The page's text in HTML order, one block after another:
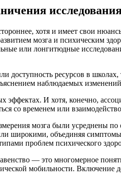
хотя и имеет свои
мозга и психическим
или лонгитюдные
доступность ресурсов в
наблюдаемых
эффектах. И хотя, конечно,
со временем или
мозга были усреднены
широкими, объединяя
проблем психического
— это многомерное
мобильности.